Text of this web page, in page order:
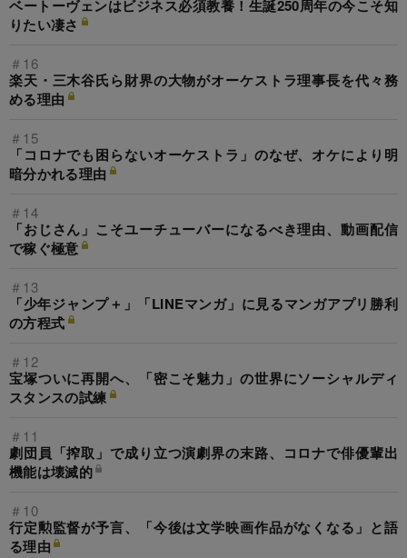
ベートーヴェンはビジネス必須教養！生誕250周年の今こそ知
りたい凄さ
＃16
楽天・三木谷氏ら財界の大物がオーケストラ理事長を代々務
める理由
＃15
「コロナでも困らないオーケストラ」のなぜ、オケにより明
暗分かれる理由
＃14
「おじさん」こそユーチューバーになるべき理由、動画配信
で稼ぐ極意
＃13
「少年ジャンプ＋」「LINEマンガ」に見るマンガアプリ勝利
の方程式
＃12
宝塚ついに再開へ、「密こそ魅力」の世界にソーシャルディ
スタンスの試練
＃11
劇団員「搾取」で成り立つ演劇界の末路、コロナで俳優輩出
機能は壊滅的
＃10
行定勲監督が予言、「今後は文学映画作品がなくなる」と語
る理由